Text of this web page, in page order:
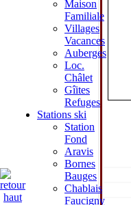
Maison
Familiale
Villages
Vacances
Auberges
Loc.
Châlet
Gîites
Refuges
Stations ski
Station
Fond
Aravis
Bornes
Bauges
Chablais
Faucigny